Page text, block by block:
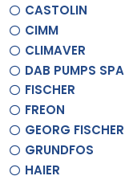
CASTOLIN
CIMM
CLIMAVER
DAB PUMPS SPA
FISCHER
FREON
GEORG FISCHER
GRUNDFOS
HAIER